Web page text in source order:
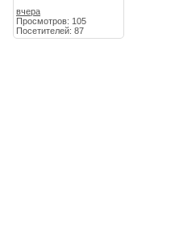
вчера
Просмотров: 105
Посетителей: 87